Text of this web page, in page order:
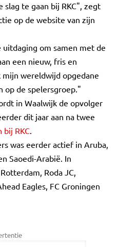
slag te gaan bij RKC", zegt
op de website van zijn
om samen met de
een nieuw, fris en
wereldwijd opgedane
op de spelersgroep."
in Waalwijk de opvolger
dit jaar aan na twee
RKC.
was eerder actief in Aruba,
Saoedi-Arabië. In
Roda JC,
Eagles, FC Groningen